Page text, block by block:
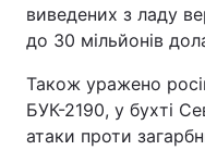
Тема оформлення
виведених з ладу
до 30 мільйонів
Також уражено
БУК-2190, у бухті
атаки проти